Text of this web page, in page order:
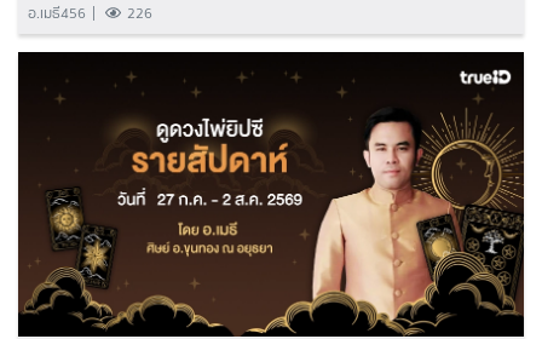
อ.เมธี456 226